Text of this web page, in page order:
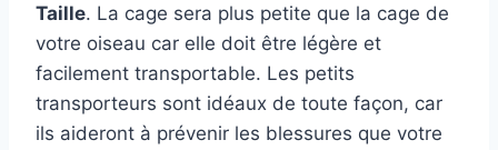
Taille. La cage sera plus petite que la cage de
votre oiseau car elle doit être légère et
facilement transportable. Les petits
transporteurs sont idéaux de toute façon, car
ils aideront à prévenir les blessures que votre